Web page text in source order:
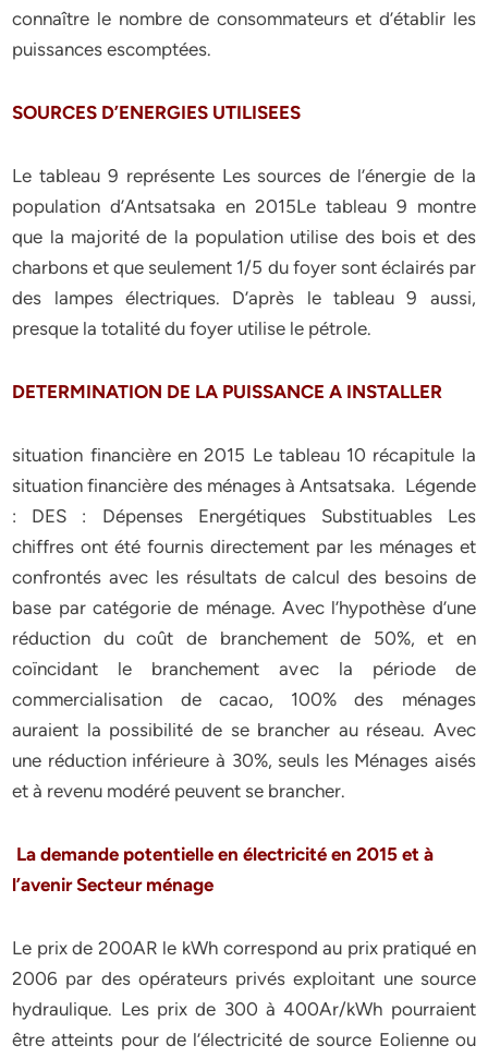
connaître le nombre de consommateurs et d’établir les
puissances escomptées.
SOURCES D’ENERGIES UTILISEES
Le tableau 9 représente Les sources de l’énergie de la
population d’Antsatsaka en 2015Le tableau 9 montre
que la majorité de la population utilise des bois et des
charbons et que seulement 1/5 du foyer sont éclairés par
des lampes électriques. D’après le tableau 9 aussi,
presque la totalité du foyer utilise le pétrole.
DETERMINATION DE LA PUISSANCE A INSTALLER
situation financière en 2015 Le tableau 10 récapitule la
situation financière des ménages à Antsatsaka. Légende
: DES : Dépenses Energétiques Substituables Les
chiffres ont été fournis directement par les ménages et
confrontés avec les résultats de calcul des besoins de
base par catégorie de ménage. Avec l’hypothèse d’une
réduction du coût de branchement de 50%, et en
coïncidant le branchement avec la période de
commercialisation de cacao, 100% des ménages
auraient la possibilité de se brancher au réseau. Avec
une réduction inférieure à 30%, seuls les Ménages aisés
et à revenu modéré peuvent se brancher.
La demande potentielle en électricité en 2015 et à
l’avenir Secteur ménage
Le prix de 200AR le kWh correspond au prix pratiqué en
2006 par des opérateurs privés exploitant une source
hydraulique. Les prix de 300 à 400Ar/kWh pourraient
être atteints pour de l’électricité de source Eolienne ou